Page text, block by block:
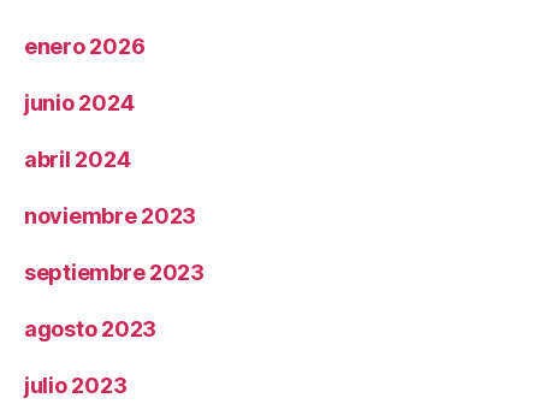
enero 2026
junio 2024
abril 2024
noviembre 2023
septiembre 2023
agosto 2023
julio 2023